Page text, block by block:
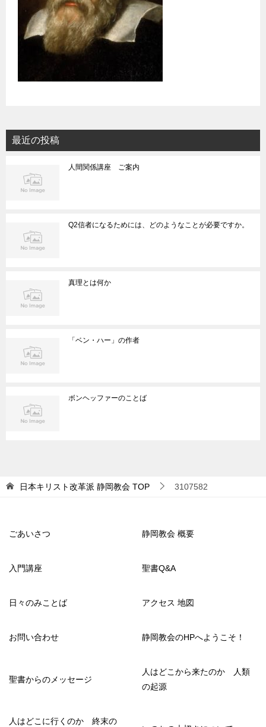
最近の投稿
人間関係講座 ご案内
Q2信者になるためには、どのようなことが必要ですか。
真理とは何か
「ベン・ハー」の作者
ボンヘッファーのことば
日本キリスト改革派 静岡教会 TOP 3107582
ごあいさつ 静岡教会 概要
入門講座 聖書Q&A
日々のみことば アクセス 地図
お問い合わせ 静岡教会のHPへようこそ！
聖書からのメッセージ
人はどこから来たのか 人類
の起源
人はどこに行くのか 終末の